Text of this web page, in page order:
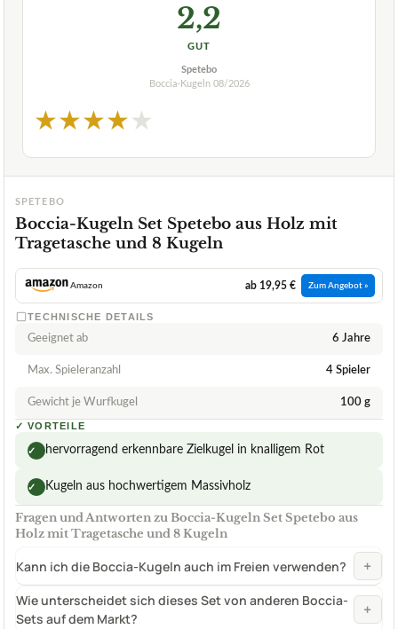
2,2
GUT
Spetebo
Boccia-Kugeln 08/2026
★★★★★
SPETEBO
Boccia-Kugeln Set Spetebo aus Holz mit
Tragetasche und 8 Kugeln
Amazon ab 19,95 € Zum Angebot »
TECHNISCHE DETAILS
Geeignet ab 6 Jahre
Max. Spieleranzahl 4 Spieler
Gewicht je Wurfkugel 100 g
✓ VORTEILE
✓ hervorragend erkennbare Zielkugel in knalligem Rot
✓ Kugeln aus hochwertigem Massivholz
Fragen und Antworten zu Boccia-Kugeln Set Spetebo aus
Holz mit Tragetasche und 8 Kugeln
Kann ich die Boccia-Kugeln auch im Freien verwenden? +
Wie unterscheidet sich dieses Set von anderen Boccia-
Sets auf dem Markt?
+